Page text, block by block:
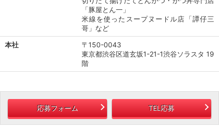
「豚屋とん一」
米線を使ったスープヌードル店「譚仔三
哥」など
本社
〒150-0043
東京都渋谷区道玄坂1-21-1渋谷ソラスタ 19
階
応募フォーム TEL応募